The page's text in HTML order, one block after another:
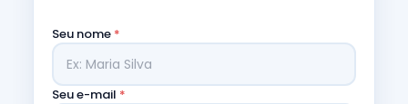
Seu nome *
Seu e-mail *